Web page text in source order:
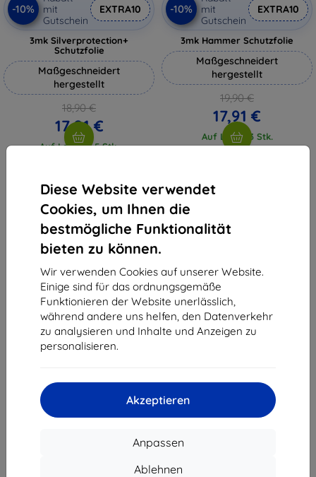
Diese Website verwendet
Cookies, um Ihnen die
bestmögliche Funktionalität
bieten zu können.
Wir verwenden Cookies auf unserer Website.
Einige sind für das ordnungsgemäße
Funktionieren der Website unerlässlich,
während andere uns helfen, den Datenverkehr
zu analysieren und Inhalte und Anzeigen zu
personalisieren.
Akzeptieren
Anpassen
Ablehnen
-10%
mit
Gutschein
EXTRA10
3mk Silverprotection+
Schutzfolie
Maßgeschneidert
hergestellt
18,90 €
17,01 €
Auf Lager > 5 Stk.
-10%
mit
Gutschein
EXTRA10
3mk Hammer Schutzfolie
Maßgeschneidert
hergestellt
19,90 €
17,91 €
Auf Lager 3 Stk.
vom ganzen
Shield-Sk s.r.o.
Unternehmens-ID:
46701494
USt-IdNr.:SK2023549671